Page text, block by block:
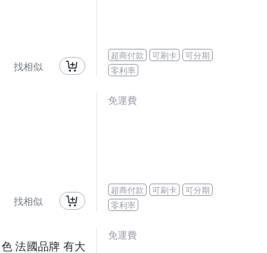
找相似
超商付款 可刷卡
可分期
零利率
找相似
免運費
超商付款 可刷卡
可分期
零利率
法國品牌 有大
免運費